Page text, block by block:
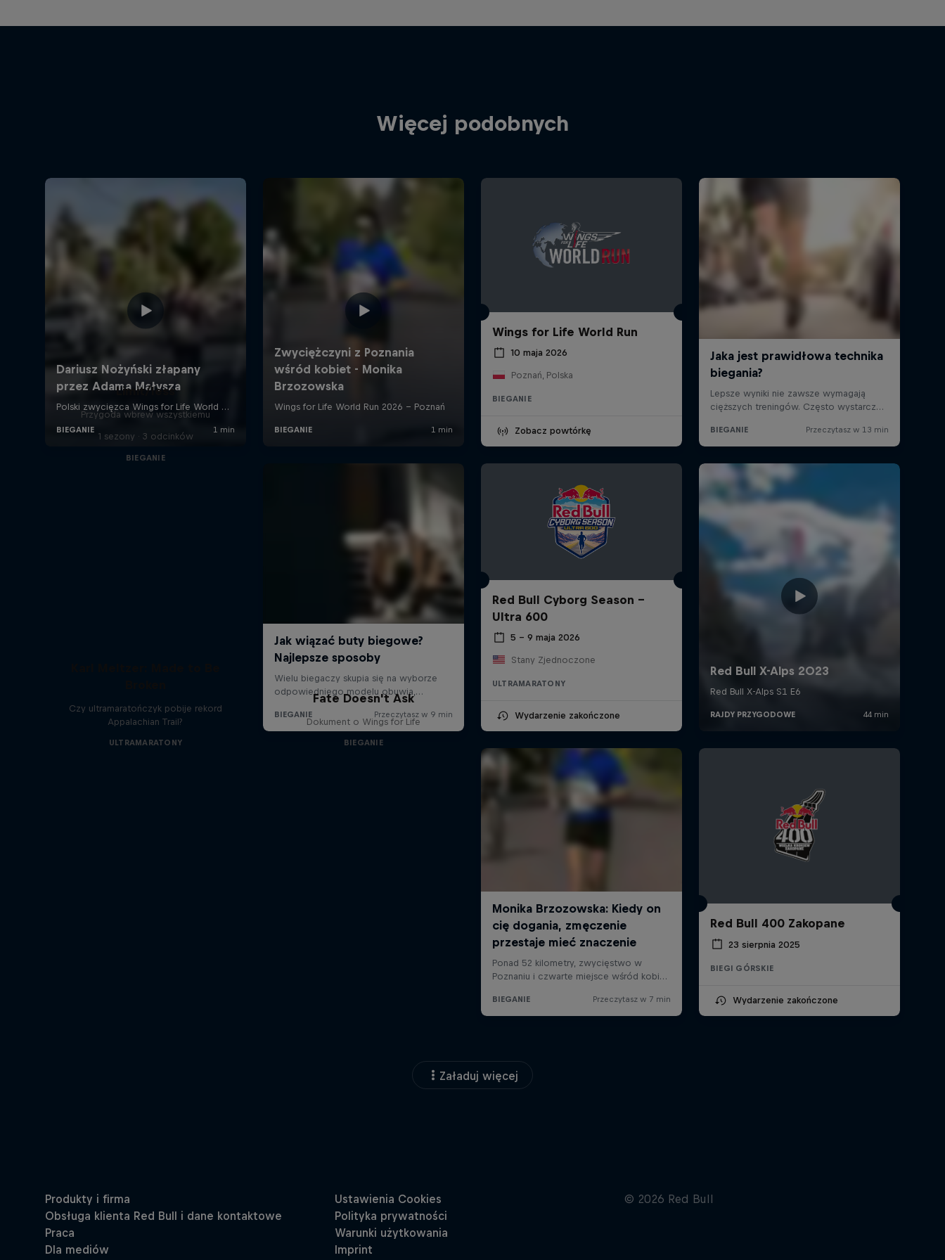
Więcej podobnych
Wings for Life World Run
10 maja 2026
Poznań, Polska
BIEGANIE
Zobacz powtórkę
Limit/less
Przygoda wbrew wszystkiemu
1 sezony · 3 odcinków
BIEGANIE
Red Bull Cyborg Season -
Ultra 600
5 – 9 maja 2026
Stany Zjednoczone
ULTRAMARATONY
Wydarzenie zakończone
Czy ultramaratończyk pobije rekord
Appalachian Trail?
ULTRAMARATONY
Fate Doesn't Ask
Dokument o Wings for Life
BIEGANIE
Red Bull 400 Zakopane
23 sierpnia 2025
BIEGI GÓRSKIE
Wydarzenie zakończone
Załaduj więcej